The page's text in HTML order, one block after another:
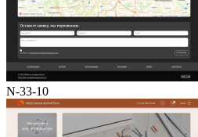
N-33-10